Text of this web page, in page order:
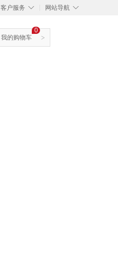
◇
客户服务 ◇
网站导航
>
0
我的购物车